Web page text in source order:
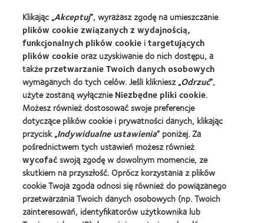
Technologia soczewek kontaktowych
Znajdz Specjaliste
Soczewki kontaktowe i wzrok
Nowy użytkownik
Doświadczony użytkownik
Blog
O Nas
Kariera
Wiadomości globalne
Kontakt
Klikając „Akceptuj”, wyrażasz zgodę na umieszczanie
plików cookie związanych z wydajnością,
funkcjonalnych plików cookie itargetujących
plików cookieoraz uzyskiwanie do nich dostępu, a
takżeprzetwarzanie Twoich danych osobowych
wymaganych do tych celów. Jeśli klikniesz „Odrzuć”,
użyte zostaną wyłącznieNiezbędne pliki cookie.
Możesz również dostosować swoje preferencje
dotyczące plików cookie i prywatności danych, klikając
przycisk „Indywidualne ustawienia” poniżej. Za
pośrednictwem tych ustawień możesz również
wycofaćswoją zgodę w dowolnym momencie, ze
skutkiem na przyszłość. Oprócz korzystania z plików
cookie Twoja zgoda odnosi się również do powiązanego
przetwarzania Twoich danych osobowych (np. Twoich
zainteresowań, identyfikatorów użytkownika lub